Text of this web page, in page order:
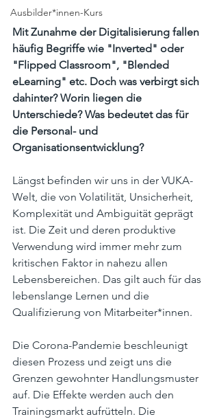
Ausbilder*innen-Kurs
Mit Zunahme der Digitalisierung fallen
häufig Begriffe wie "Inverted" oder
"Flipped Classroom", "Blended
eLearning" etc. Doch was verbirgt sich
dahinter? Worin liegen die
Unterschiede? Was bedeutet das für
die Personal- und
Organisationsentwicklung?
Längst befinden wir uns in der VUKA-
Welt, die von Volatilität, Unsicherheit,
Komplexität und Ambiguität geprägt
ist. Die Zeit und deren produktive
Verwendung wird immer mehr zum
kritischen Faktor in nahezu allen
Lebensbereichen. Das gilt auch für das
lebenslange Lernen und die
Qualifizierung von Mitarbeiter*innen.
Die Corona-Pandemie beschleunigt
diesen Prozess und zeigt uns die
Grenzen gewohnter Handlungsmuster
auf. Die Effekte werden auch den
Trainingsmarkt aufrütteln. Die